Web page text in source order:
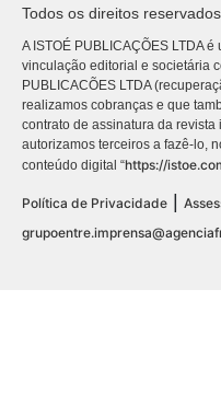
Todos os direitos reservados.
A ISTOÉ PUBLICAÇÕES LTDA
vinculação editorial e societária
PUBLICACÕES LTDA
realizamos cobranças e que
contrato de assinatura da
autorizamos terceiros a fazê-lo,
conteúdo digital “https://
Política de Privacidade |